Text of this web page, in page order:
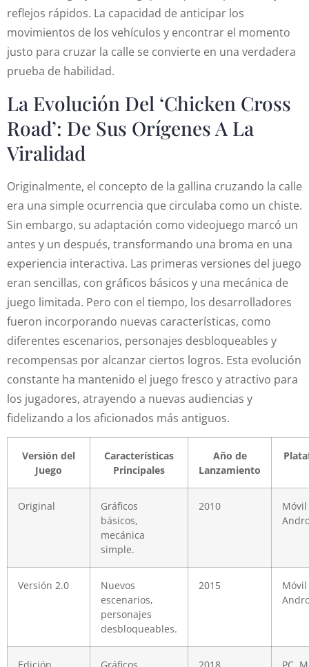
reflejos rápidos. La capacidad de anticipar los
movimientos de los vehículos y encontrar el momento
justo para cruzar la calle se convierte en una verdadera
prueba de habilidad.
La Evolución Del ‘Chicken Cross
Road’: De Sus Orígenes A La
Viralidad
Originalmente, el concepto de la gallina cruzando la calle
era una simple ocurrencia que circulaba como un chiste.
Sin embargo, su adaptación como videojuego marcó un
antes y un después, transformando una broma en una
experiencia interactiva. Las primeras versiones del juego
eran sencillas, con gráficos básicos y una mecánica de
juego limitada. Pero con el tiempo, los desarrolladores
fueron incorporando nuevas características, como
diferentes escenarios, personajes desbloqueables y
recompensas por alcanzar ciertos logros. Esta evolución
constante ha mantenido el juego fresco y atractivo para
los jugadores, atrayendo a nuevas audiencias y
fidelizando a los aficionados más antiguos.
Versión del
Juego
Características
Principales
Año de
Lanzamiento
Original
Gráficos
básicos,
mecánica
simple.
2010
Móvil
Versión 2.0
Nuevos
escenarios,
personajes
desbloqueables.
2015
Móvil